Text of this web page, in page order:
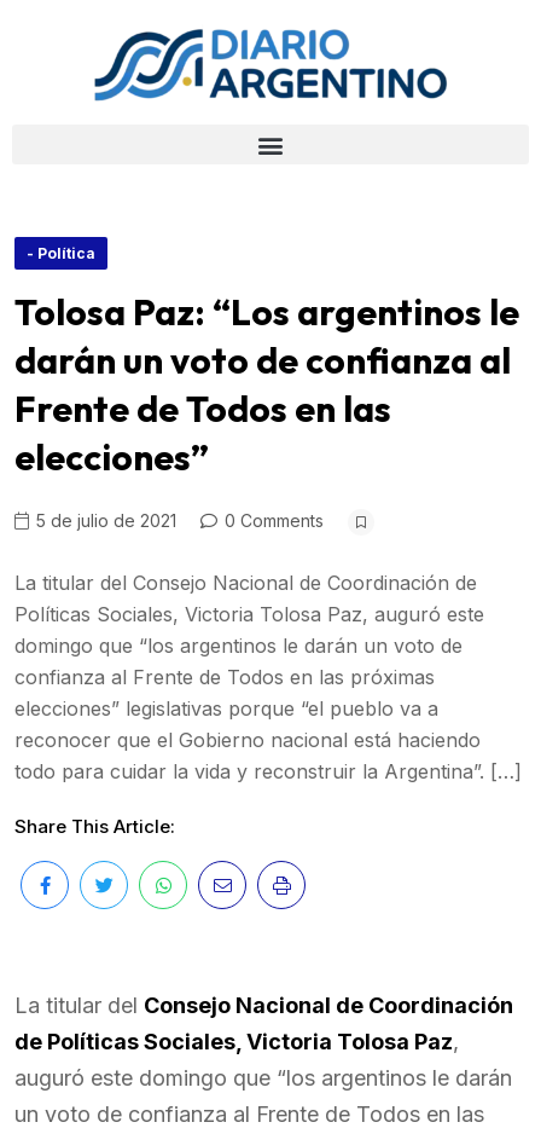
- Política
Tolosa Paz: “Los argentinos le
darán un voto de confianza al
Frente de Todos en las
elecciones”
5 de julio de 2021 0 Comments
La titular del Consejo Nacional de Coordinación de
Políticas Sociales, Victoria Tolosa Paz, auguró este
domingo que “los argentinos le darán un voto de
confianza al Frente de Todos en las próximas
elecciones” legislativas porque “el pueblo va a
reconocer que el Gobierno nacional está haciendo
todo para cuidar la vida y reconstruir la Argentina”. […]
Share This Article:
La titular del Consejo Nacional de Coordinación
de Políticas Sociales, Victoria Tolosa Paz,
auguró este domingo que “los argentinos le darán
un voto de confianza al Frente de Todos en las